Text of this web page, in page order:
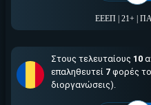
ΕΕΕΠ | 21+ |
Στους τελευταίους 10
επαληθευτεί 7 φορές
διοργανώσεις).